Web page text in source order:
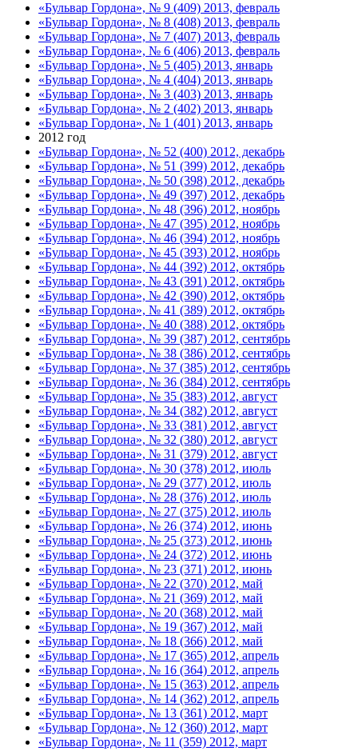
«Бульвар Гордона», № 9 (409) 2013, февраль
«Бульвар Гордона», № 8 (408) 2013, февраль
«Бульвар Гордона», № 7 (407) 2013, февраль
«Бульвар Гордона», № 6 (406) 2013, февраль
«Бульвар Гордона», № 5 (405) 2013, январь
«Бульвар Гордона», № 4 (404) 2013, январь
«Бульвар Гордона», № 3 (403) 2013, январь
«Бульвар Гордона», № 2 (402) 2013, январь
«Бульвар Гордона», № 1 (401) 2013, январь
2012 год
«Бульвар Гордона», № 52 (400) 2012, декабрь
«Бульвар Гордона», № 51 (399) 2012, декабрь
«Бульвар Гордона», № 50 (398) 2012, декабрь
«Бульвар Гордона», № 49 (397) 2012, декабрь
«Бульвар Гордона», № 48 (396) 2012, ноябрь
«Бульвар Гордона», № 47 (395) 2012, ноябрь
«Бульвар Гордона», № 46 (394) 2012, ноябрь
«Бульвар Гордона», № 45 (393) 2012, ноябрь
«Бульвар Гордона», № 44 (392) 2012, октябрь
«Бульвар Гордона», № 43 (391) 2012, октябрь
«Бульвар Гордона», № 42 (390) 2012, октябрь
«Бульвар Гордона», № 41 (389) 2012, октябрь
«Бульвар Гордона», № 40 (388) 2012, октябрь
«Бульвар Гордона», № 39 (387) 2012, сентябрь
«Бульвар Гордона», № 38 (386) 2012, сентябрь
«Бульвар Гордона», № 37 (385) 2012, сентябрь
«Бульвар Гордона», № 36 (384) 2012, сентябрь
«Бульвар Гордона», № 35 (383) 2012, август
«Бульвар Гордона», № 34 (382) 2012, август
«Бульвар Гордона», № 33 (381) 2012, август
«Бульвар Гордона», № 32 (380) 2012, август
«Бульвар Гордона», № 31 (379) 2012, август
«Бульвар Гордона», № 30 (378) 2012, июль
«Бульвар Гордона», № 29 (377) 2012, июль
«Бульвар Гордона», № 28 (376) 2012, июль
«Бульвар Гордона», № 27 (375) 2012, июль
«Бульвар Гордона», № 26 (374) 2012, июнь
«Бульвар Гордона», № 25 (373) 2012, июнь
«Бульвар Гордона», № 24 (372) 2012, июнь
«Бульвар Гордона», № 23 (371) 2012, июнь
«Бульвар Гордона», № 22 (370) 2012, май
«Бульвар Гордона», № 21 (369) 2012, май
«Бульвар Гордона», № 20 (368) 2012, май
«Бульвар Гордона», № 19 (367) 2012, май
«Бульвар Гордона», № 18 (366) 2012, май
«Бульвар Гордона», № 17 (365) 2012, апрель
«Бульвар Гордона», № 16 (364) 2012, апрель
«Бульвар Гордона», № 15 (363) 2012, апрель
«Бульвар Гордона», № 14 (362) 2012, апрель
«Бульвар Гордона», № 13 (361) 2012, март
«Бульвар Гордона», № 12 (360) 2012, март
«Бульвар Гордона», № 11 (359) 2012, март